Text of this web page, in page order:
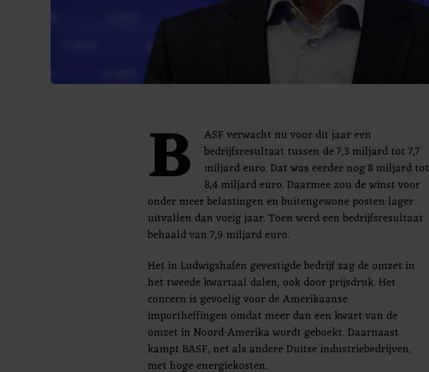
B
ASF verwacht nu voor dit jaar een
bedrijfsresultaat tussen de 7,3 miljard tot 7,7
miljard euro. Dat was eerder nog 8 miljard tot
8,4 miljard euro. Daarmee zou de winst voor
onder meer belastingen en buitengewone posten lager
uitvallen dan vorig jaar. Toen werd een bedrijfsresultaat
behaald van 7,9 miljard euro.
Het in Ludwigshafen gevestigde bedrijf zag de omzet in
het tweede kwartaal dalen, ook door prijsdruk. Het
concern is gevoelig voor de Amerikaanse
importheffingen omdat meer dan een kwart van de
omzet in Noord-Amerika wordt geboekt. Daarnaast
kampt BASF, net als andere Duitse industriebedrijven,
met hoge energiekosten.